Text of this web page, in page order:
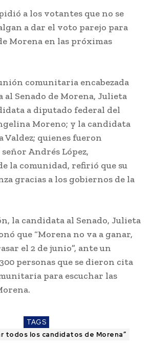
a los votantes que no se
a dar el voto parejo para
Morena en las próximas
comunitaria encabezada
al Senado de Morena, Julieta
a diputado federal del
Moreno; y la candidata
Valdez; quienes fueron
Andrés López,
la comunidad, refirió que su
gracias a los gobiernos de la
la candidata al Senado, Julieta
que “Morena no va a ganar,
el 2 de junio”, ante un
personas que se dieron cita
para escuchar las
TAGS
todos los candidatos de Morena”